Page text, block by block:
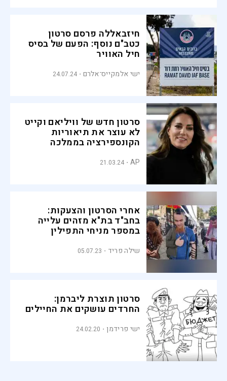
חיזבאללה פרסם סרטון
כטב"ם נוסף: הפעם של בסיס
חיל האוויר
ישי אלמקייס־אלרם 24.07.24
סרטון חדש של וויליאם וקייט
לא עוצר את תיאוריות
הקונספירציה בממלכה
AP
21.03.24
אחרי הסרטון והצעקות:
בחב"ד בת"א מזהים עלייה
במספר מניחי התפילין
שילה פריד 05.07.23
סרטון תוצרת ליברמן:
החרדים עושקים את החיילים
ישי פרידמן 24.02.20